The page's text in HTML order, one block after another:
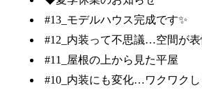
#13_モデルハウス完成です✨
#12_内装って不思議…空間が
#11_屋根の上から見た平屋
#10_内装にも変化…ワクワク